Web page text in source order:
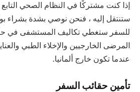
إذا كنت مشتركًا في النظام الصحي التابع
ستنتقل إليه ، فنحن نوصي بشدة بشراء
للسفر ستغطي تكاليف المستشفى في
المرضى الخارجيين والإخلاء الطبي
عندما تكون خارج ألمانيا.
تأمين حقائب السفر